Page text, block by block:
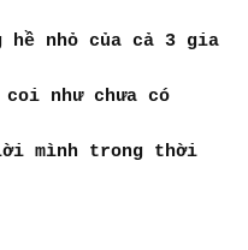
hề nhỏ của cả 3 gia
như chưa có
mình trong thời